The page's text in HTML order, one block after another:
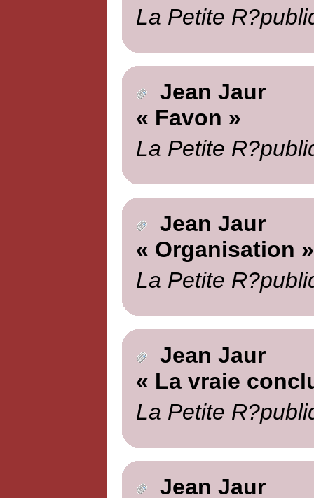
La Petite
Jean Jaur
« Favon »
La Petite
Jean Jaur
« Organisation »
La Petite
Jean Jaur
« La vraie
La Petite
Jean Jaur